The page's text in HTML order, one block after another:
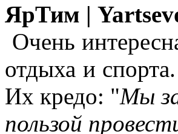
ЯрТим |
Очень
отдыха и
Их кредо: "Мы
пользой